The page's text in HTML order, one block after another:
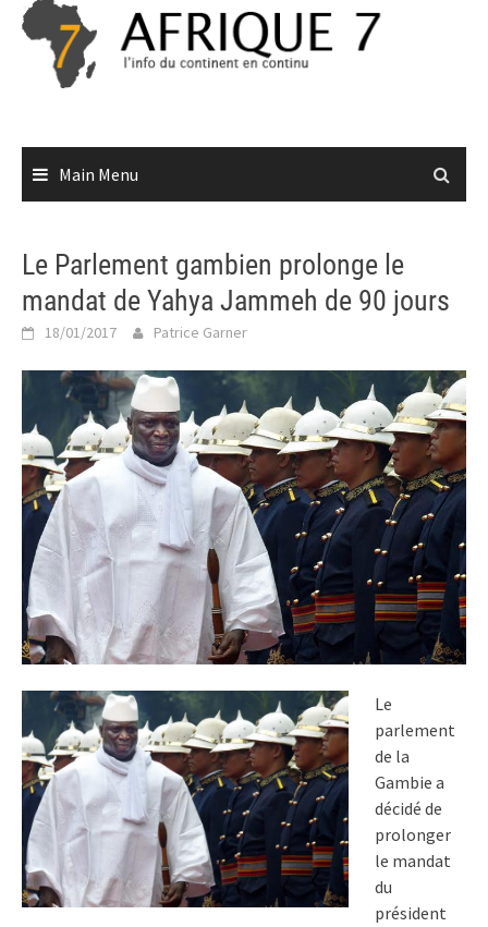
Skip
content
Main Menu
Le Parlement gambien prolonge le
mandat de Yahya Jammeh de 90 jours
18/01/2017 Patrice Garner
Le
parlement
de la
Gambie a
décidé de
prolonger
le mandat
du
président